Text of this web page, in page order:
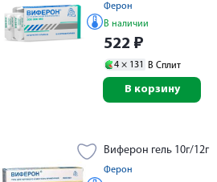
Ферон
В наличии
522 ₽
4 × 131 В Сплит
В корзину
Виферон гель 10г/12г
Ферон